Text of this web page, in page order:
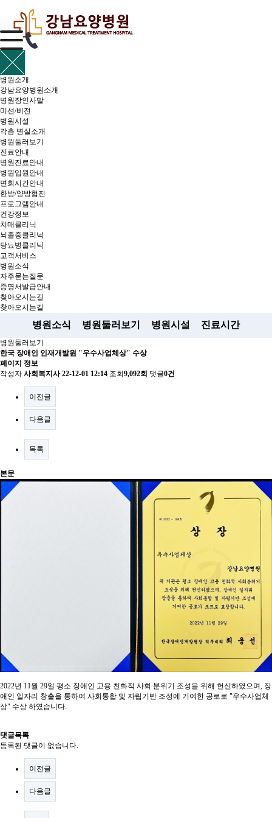
병원소개
강남요양병원소개
병원장인사말
미션/비전
병원시설
각층 병실소개
병원둘러보기
진료안내
병원진료안내
병원입원안내
면회시간안내
한방/양방협진
프로그램안내
건강정보
치매클리닉
뇌졸중클리닉
당뇨병클리닉
고객서비스
병원소식
자주묻는질문
증명서발급안내
찾아오시는길
찾아오시는길
병원소식 병원둘러보기 병원시설 진료시간
병원둘러보기
한국 장애인 인재개발원 "우수사업체상" 수상
페이지 정보
작성자 사회복지사 22-12-01 12:14 조회 9,092회 댓글0건
이전글
다음글
목록
본문
2022년 11월 29일 평소 장애인 고용 친화적 사회 분위기 조성을 위해 헌신하였으며, 장
애인 일자리 창출을 통하여 사회통합 및 자립기반 조성에 기여한 공로로 "우수사업체
상" 수상 하였습니다.
댓글목록
등록된 댓글이 없습니다.
이전글
다음글